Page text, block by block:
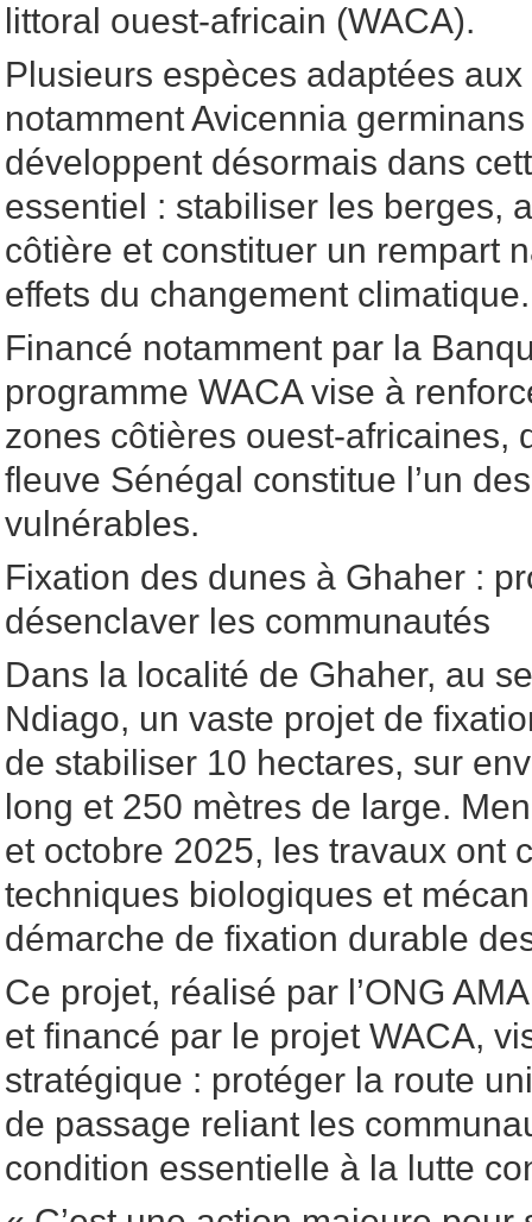
littoral ouest-africain (WACA).
Plusieurs espèces adaptées
notamment Avicennia
développent désormais dans
essentiel : stabiliser les berges,
côtière et constituer un rempart
effets du changement climatique.
Financé notamment par la
programme WACA vise à
zones côtières ouest-africaines,
fleuve Sénégal constitue l’un
vulnérables.
Fixation des dunes à Ghaher :
désenclaver les communautés
Dans la localité de Ghaher, au
Ndiago, un vaste projet de
de stabiliser 10 hectares, sur
long et 250 mètres de large.
et octobre 2025, les travaux ont
techniques biologiques et
démarche de fixation durable
Ce projet, réalisé par l’ONG
et financé par le projet WACA,
stratégique : protéger la route
de passage reliant les
condition essentielle à la lutte